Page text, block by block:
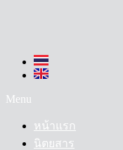
Menu
หน้าแรก
นิตยสาร